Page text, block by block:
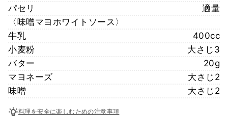
パセリ
適量
〈味噌マヨホワイトソース〉
牛乳
400cc
小麦粉
大さじ3
バター
20g
マヨネーズ
大さじ2
味噌
大さじ2
料理を安全に楽しむための注意事項